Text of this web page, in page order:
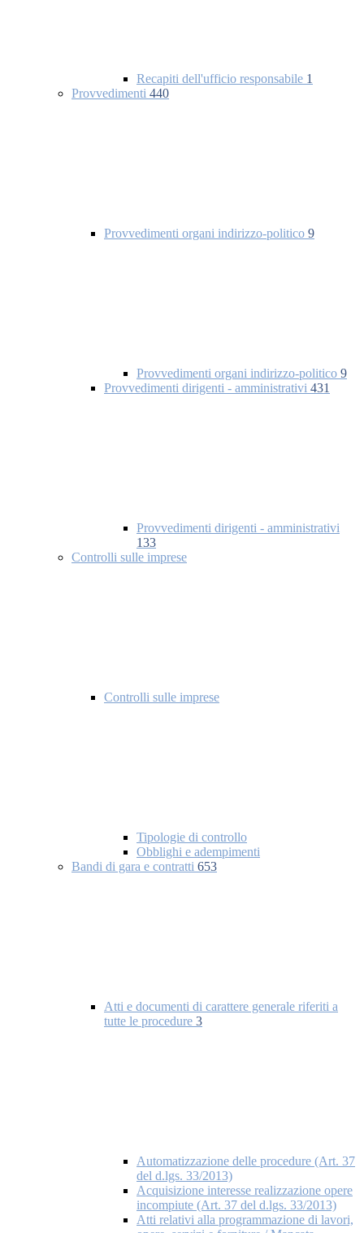
Recapiti dell'ufficio responsabile 1
Provvedimenti 440
Provvedimenti organi indirizzo-politico 9
Provvedimenti organi indirizzo-politico 9
Provvedimenti dirigenti - amministrativi 431
Provvedimenti dirigenti - amministrativi
133
Controlli sulle imprese
Controlli sulle imprese
Tipologie di controllo
Obblighi e adempimenti
Bandi di gara e contratti 653
Atti e documenti di carattere generale riferiti a
tutte le procedure 3
Automatizzazione delle procedure (Art. 37
del d.lgs. 33/2013)
Acquisizione interesse realizzazione opere
incompiute (Art. 37 del d.lgs. 33/2013)
Atti relativi alla programmazione di lavori,